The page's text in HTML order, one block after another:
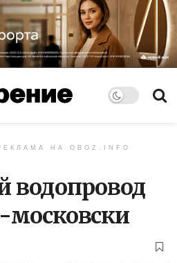
НА OBOZ.INFO
водопровод
московски